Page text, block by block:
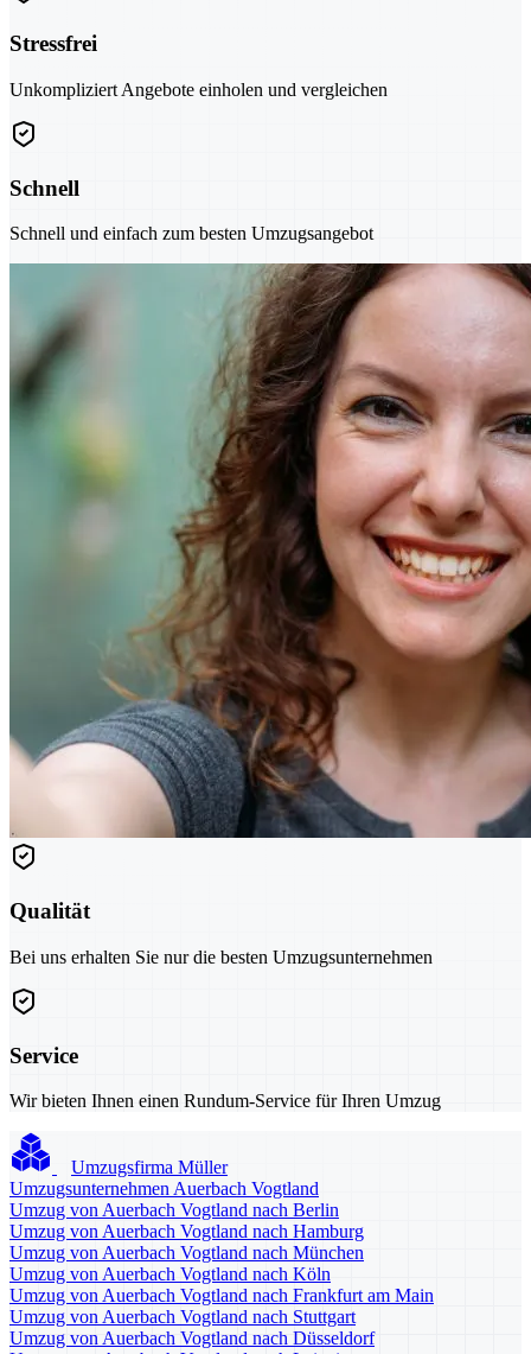
Stressfrei
Unkompliziert Angebote einholen und vergleichen
Schnell
Schnell und einfach zum besten Umzugsangebot
Qualität
Bei uns erhalten Sie nur die besten Umzugsunternehmen
Service
Wir bieten Ihnen einen Rundum-Service für Ihren Umzug
Umzugsfirma Müller
Umzugsunternehmen Auerbach Vogtland
Umzug von Auerbach Vogtland nach Berlin
Umzug von Auerbach Vogtland nach Hamburg
Umzug von Auerbach Vogtland nach München
Umzug von Auerbach Vogtland nach Köln
Umzug von Auerbach Vogtland nach Frankfurt am Main
Umzug von Auerbach Vogtland nach Stuttgart
Umzug von Auerbach Vogtland nach Düsseldorf